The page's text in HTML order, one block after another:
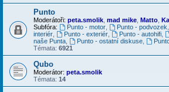
Punto
Moderátoři: peta.smolik mad mike Matto
Subfóra:
Punto - motor, Punto - podvozek
interiér
Punto - exteriér, Punto - autohifi,
naše Punta
Punto - ostatní diskuse,
Témata: 6921
Qubo
Moderátor: peta.smolik
Témata: 14